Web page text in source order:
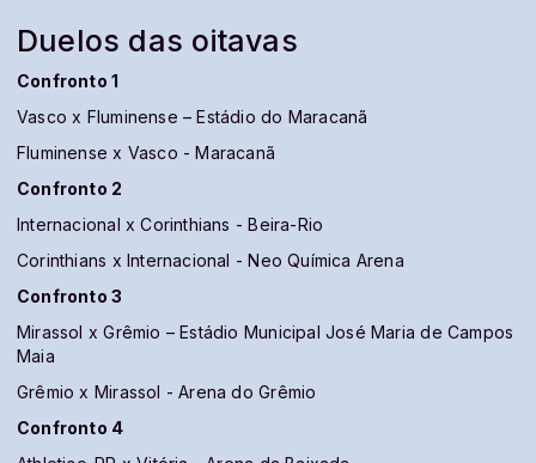
Duelos das oitavas
Confronto 1
Vasco x Fluminense – Estádio do Maracanã
Fluminense x Vasco - Maracanã
Confronto 2
Internacional x Corinthians - Beira-Rio
Corinthians x Internacional - Neo Química Arena
Confronto 3
Mirassol x Grêmio – Estádio Municipal José Maria de Campos
Maia
Grêmio x Mirassol - Arena do Grêmio
Confronto 4